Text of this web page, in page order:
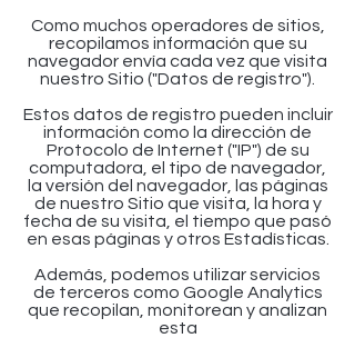
Como muchos operadores de sitios,
recopilamos información que su
navegador envía cada vez que visita
nuestro Sitio ("Datos de registro").
Estos datos de registro pueden incluir
información como la dirección de
Protocolo de Internet ("IP") de su
computadora, el tipo de navegador,
la versión del navegador, las páginas
de nuestro Sitio que visita, la hora y
fecha de su visita, el tiempo que pasó
en esas páginas y otros Estadísticas.
Además, podemos utilizar servicios
de terceros como Google Analytics
que recopilan, monitorean y analizan
esta